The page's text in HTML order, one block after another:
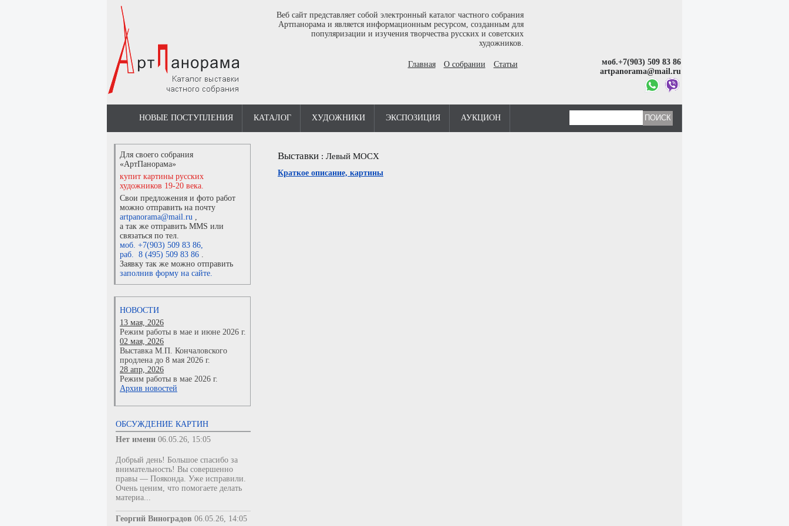
Веб сайт представляет собой электронный каталог частного собрания
Артпанорама и является информационным ресурсом, созданным для
популяризации и изучения творчества русских и советских
художников.
Главная О собрании Статьи
моб.+7(903) 509 83 86
artpanorama@mail.ru
НОВЫЕ ПОСТУПЛЕНИЯ КАТАЛОГ ХУДОЖНИКИ ЭКСПОЗИЦИЯ АУКЦИОН
Для своего собрания
«АртПанорама»
купит картины русских
художников 19-20 века.
Свои предложения и фото работ
можно отправить на почту
artpanorama@mail.ru ,
а так же отправить MMS или
связаться по тел.
моб. +7(903) 509 83 86,
раб. 8 (495) 509 83 86 .
Заявку так же можно отправить
заполнив форму на сайте.
НОВОСТИ
13 мая, 2026
Режим работы в мае и июне 2026 г.
02 мая, 2026
Выставка М.П. Кончаловского
продлена до 8 мая 2026 г.
28 апр, 2026
Режим работы в мае 2026 г.
Архив новостей
ОБСУЖДЕНИЕ КАРТИН
Нет имени 06.05.26, 15:05
Добрый день! Большое спасибо за
внимательность! Вы совершенно
правы — Пояконда. Уже исправили.
Очень ценим, что помогаете делать
материа...
Георгий Виноградов 06.05.26, 14:05
Выставки : Левый МОСХ
Краткое описание, картины